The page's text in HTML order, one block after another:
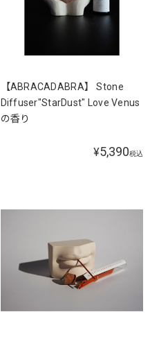
【ABRACADABRA】 Stone
Diffuser"StarDust" Love Venus
の香り
¥5,390税込